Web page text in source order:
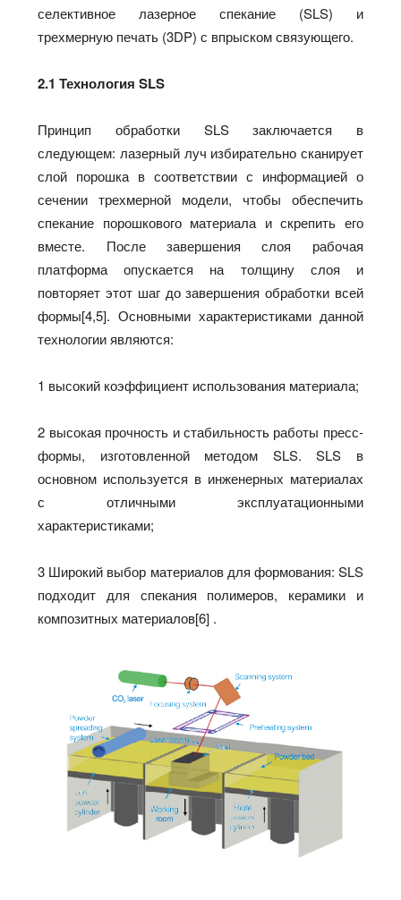
селективное лазерное спекание (SLS) и
трехмерную печать (3DP) с впрыском связующего.
2.1 Технология SLS
Принцип обработки SLS заключается в
следующем: лазерный луч избирательно сканирует
слой порошка в соответствии с информацией о
сечении трехмерной модели, чтобы обеспечить
спекание порошкового материала и скрепить его
вместе. После завершения слоя рабочая
платформа опускается на толщину слоя и
повторяет этот шаг до завершения обработки всей
формы[4,5]. Основными характеристиками данной
технологии являются:
1 высокий коэффициент использования материала;
2 высокая прочность и стабильность работы пресс-
формы, изготовленной методом SLS. SLS в
основном используется в инженерных материалах
с отличными эксплуатационными
характеристиками;
3 Широкий выбор материалов для формования: SLS
подходит для спекания полимеров, керамики и
композитных материалов[6] .